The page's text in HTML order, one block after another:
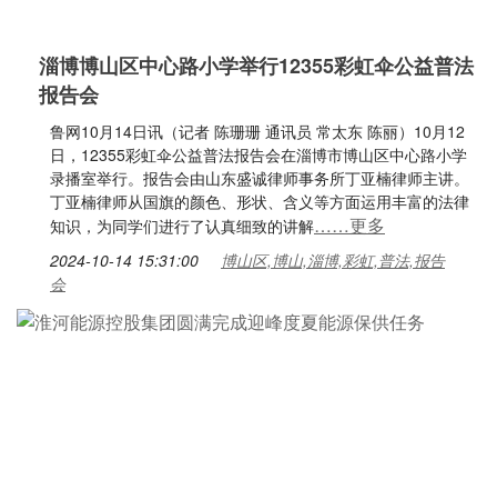
淄博博山区中心路小学举行12355彩虹伞公益普法
报告会
鲁网10月14日讯（记者 陈珊珊 通讯员 常太东 陈丽）10月12
日，12355彩虹伞公益普法报告会在淄博市博山区中心路小学
录播室举行。报告会由山东盛诚律师事务所丁亚楠律师主讲。
丁亚楠律师从国旗的颜色、形状、含义等方面运用丰富的法律
知识，为同学们进行了认真细致的讲解……更多
2024-10-14 15:31:00
博山区,博山,淄博,彩虹,普法,报告
会